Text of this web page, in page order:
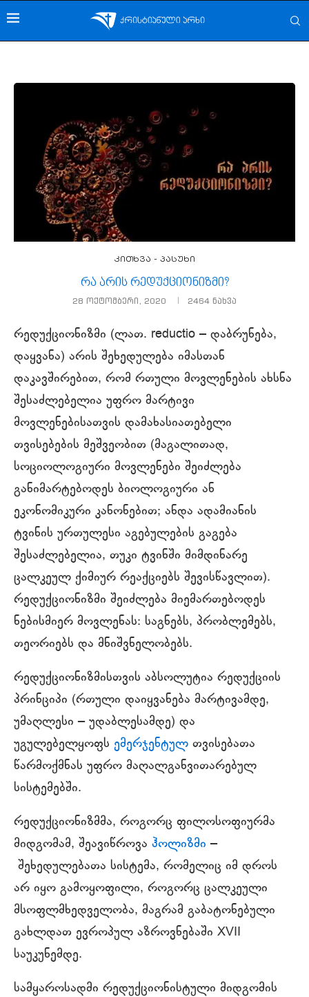
კითხვა - პასუხი
რა არის რედუქციონიზმი?
28 ოქტომბერი, 2020 2464 ნახვა
რედუქციონიზმი (ლათ. reductio ‒ დაბრუნება,
დაყვანა) არის შეხედულება იმასთან
დაკავშირებით, რომ რთული მოვლენების ახსნა
შესაძლებელია უფრო მარტივი
მოვლენებისათვის დამახასიათებელი
თვისებების მეშვეობით (მაგალითად,
სოციოლოგიური მოვლენები შეიძლება
განიმარტებოდეს ბიოლოგიური ან
ეკონომიკური კანონებით; ანდა ადამიანის
ტვინის ურთულესი აგებულების გაგება
შესაძლებელია, თუკი ტვინში მიმდინარე
ცალკეულ ქიმიურ რეაქციებს შევისწავლით).
რედუქციონიზმი შეიძლება მიემართებოდეს
ნებისმიერ მოვლენას: საგნებს, პრობლემებს,
თეორიებს და მნიშვნელობებს.
რედუქციონიზმისთვის აბსოლუტია რედუქციის
პრინციპი (რთული დაიყვანება მარტივამდე,
უმაღლესი ‒ უდაბლესამდე) და
უგულებელყოფს ემერჯენტულ თვისებათა
წარმოქმნას უფრო მაღალგანვითარებულ
სისტემებში.
რედუქციონიზმმა, როგორც ფილოსოფიურმა
მიდგომამ, შეავიწროვა ჰოლიზმი ‒
შეხედულებათა სისტემა, რომელიც იმ დროს
არ იყო გამოყოფილი, როგორც ცალკეული
მსოფლმხედველობა, მაგრამ გაბატონებული
გახლდათ ევროპულ აზროვნებაში XVII
საუკუნემდე.
სამყაროსადმი რედუქციონისტული მიდგომის